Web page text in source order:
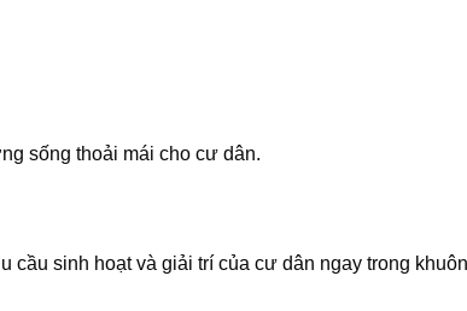
sống thoải mái cho cư dân.
sinh hoạt và giải trí của cư dân ngay trong